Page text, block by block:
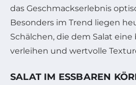
das Geschmackserlebnis
Besonders im Trend liegen
Schälchen, die dem Salat
verleihen und wertvolle
SALAT IM ESSBAREN